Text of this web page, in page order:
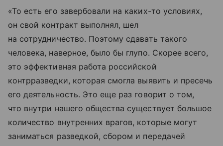
«То есть его завербовали на каких-то условиях,
он свой контракт выполнял, шел
на сотрудничество. Поэтому сдавать такого
человека, наверное, было бы глупо. Скорее всего,
это эффективная работа российской
контрразведки, которая смогла выявить и пресечь
его деятельность. Это еще раз говорит о том,
что внутри нашего общества существует большое
количество внутренних врагов, которые могут
заниматься разведкой, сбором и передачей